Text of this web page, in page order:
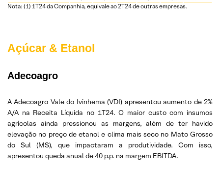
Nota: (1) 1T24 da Companhia, equivale ao 2T24 de outras empresas.
Açúcar & Etanol
Adecoagro
A Adecoagro Vale do Ivinhema (VDI) apresentou aumento de 2%
A/A na Receita Líquida no 1T24. O maior custo com insumos
agrícolas ainda pressionou as margens, além de ter havido
elevação no preço de etanol e clima mais seco no Mato Grosso
do Sul (MS), que impactaram a produtividade. Com isso,
apresentou queda anual de 40 p.p. na margem EBITDA.